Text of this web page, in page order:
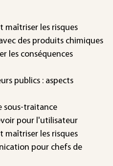
maîtriser les risques
des produits chimiques
les conséquences
publics : aspects
sous-traitance
pour l'utilisateur
maîtriser les risques
pour chefs de